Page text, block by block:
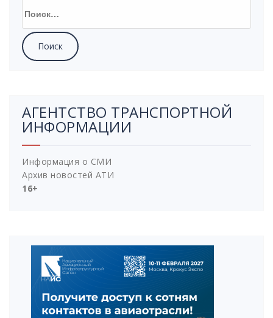
АГЕНТСТВО ТРАНСПОРТНОЙ
ИНФОРМАЦИИ
Информация о СМИ
Архив новостей АТИ
16+